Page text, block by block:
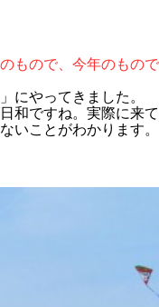
もので、今年のもので
にやってきました。
和ですね。実際に来て
いことがわかります。